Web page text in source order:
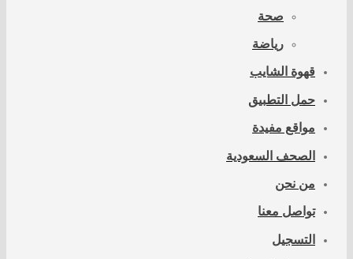
صحة
رياضة
قهوة الشايب
حمل التطبيق
مواقع مفيدة
الصحف السعودية
من نحن
تواصل معنا
التسجيل